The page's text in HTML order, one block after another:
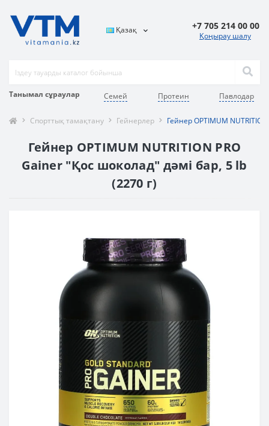
Танымал сұраулар Семей Протеин Павлодар
Қазақ +7 705 214 00 00
Қоңырау шалу
Спорттық тамақтану Гейнерлер Гейнер OPTIMUM
Гейнер OPTIMUM NUTRITION PRO
Gainer "Қос шоколад" дәмі бар, 5 lb
(2270 г)